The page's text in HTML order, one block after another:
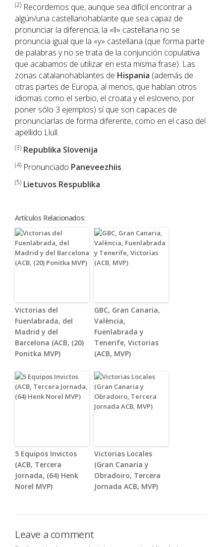
(2) Recordemos que, aunque sea difícil encontrar a
algún/una castellanohablante que sea capaz de
pronunciar la diferencia, la «ll» castellana no se
pronuncia igual que la «y» castellana (que forma parte
de palabras y no se trata de la conjunción copulativa
que acabamos de utilizar en esta misma frase). Las
zonas catalanohablantes de Hispania (además de
otras partes de Europa, al menos, que hablan otros
idiomas como el serbio, el croata y el esloveno, por
poner sólo 3 ejemplos) sí que son capaces de
pronunciarlas de forma diferente, como en el caso del
apellido Llull.
(3) Republika Slovenija
(4) Pronunciado Paneveezhiis.
(5) Lietuvos Respublika
Artículos Relacionados:
Victorias del
Fuenlabrada, del
Madrid y del
Barcelona (ACB, (20)
Ponitka MVP)
GBC, Gran Canaria,
València,
Fuenlabrada y
Tenerife, Victorias
(ACB, MVP)
5 Equipos Invictos
(ACB, Tercera
Jornada, (64) Henk
Norel MVP)
Victorias Locales
(Gran Canaria y
Obradoiro, Tercera
Jornada ACB, MVP)
Leave a comment